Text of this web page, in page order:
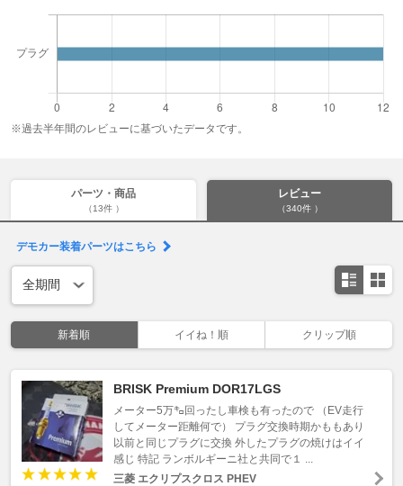
※過去半年間のレビューに基づいたデータです。
パーツ・商品
（13件 ）
レビュー
（340件 ）
デモカー装着パーツはこちら
新着順 イイね！順 クリップ順
BRISK Premium DOR17LGS
メーター5万㌔回ったし車検も有ったので （EV走行
してメーター距離何で） プラグ交換時期かももあり
以前と同じプラグに交換 外したプラグの焼けはイイ
感じ 特記 ランボルギーニ社と共同で１ ...
三菱 エクリプスクロス PHEV